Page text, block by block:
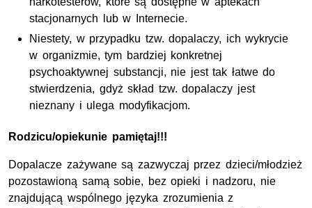
stacjonarnych lub w Internecie.
Niestety, w przypadku tzw. dopalaczy, ich wykrycie
w organizmie, tym bardziej konkretnej
psychoaktywnej substancji, nie jest tak łatwe do
stwierdzenia, gdyż skład tzw. dopalaczy jest
nieznany i ulega modyfikacjom.
Rodzicu/opiekunie pamiętaj!!!
Dopalacze zażywane są zazwyczaj przez dzieci/młodzież
pozostawioną samą sobie, bez opieki i nadzoru, nie
znajdującą wspólnego języka zrozumienia z